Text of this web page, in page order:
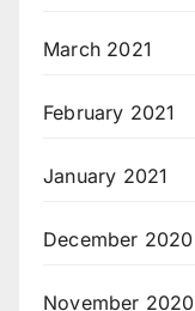
March 2021
February 2021
January 2021
December 2020
November 2020